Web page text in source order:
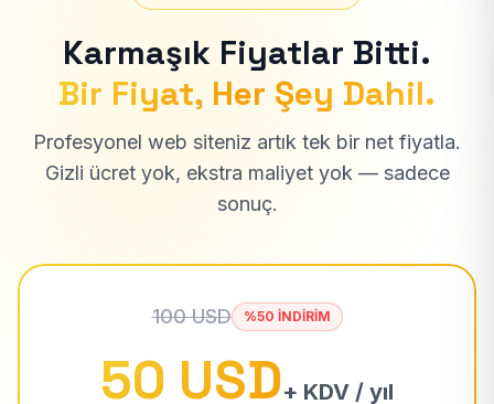
Karmaşık Fiyatlar Bitti.
Bir Fiyat, Her Şey Dahil.
Profesyonel web siteniz artık tek bir net fiyatla.
Gizli ücret yok, ekstra maliyet yok — sadece
sonuç.
100 USD %50 İNDİRİM
50 USD+ KDV / yıl